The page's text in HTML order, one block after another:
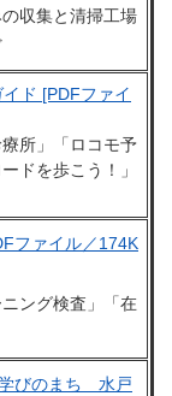
収集と清掃工場
ド [PDFファイ
所」「ロコモ予
ドを歩こう！」
ファイル／174K
ング検査」「在
びのまち 水戸